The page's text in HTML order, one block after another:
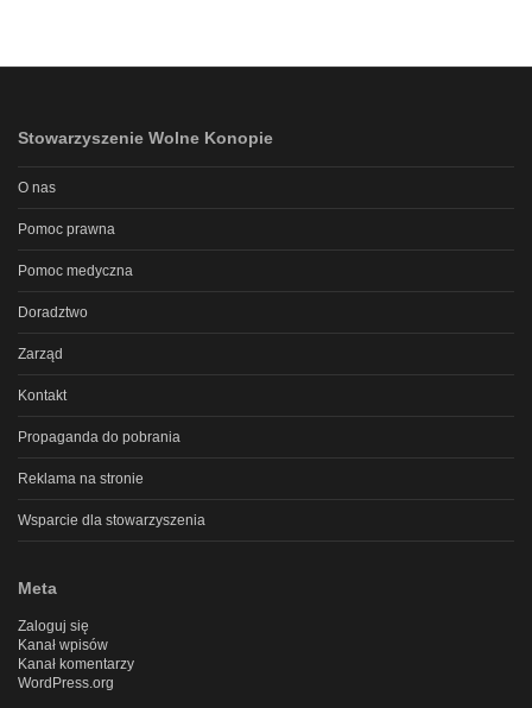
Stowarzyszenie Wolne Konopie
O nas
Pomoc prawna
Pomoc medyczna
Doradztwo
Zarząd
Kontakt
Propaganda do pobrania
Reklama na stronie
Wsparcie dla stowarzyszenia
Meta
Zaloguj się
Kanał wpisów
Kanał komentarzy
WordPress.org